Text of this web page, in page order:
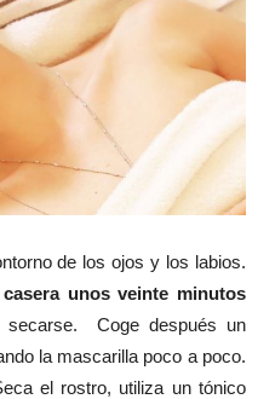
de los ojos y los labios.
unos veinte minutos
secarse. Coge después un
la mascarilla poco a poco.
el rostro, utiliza un tónico